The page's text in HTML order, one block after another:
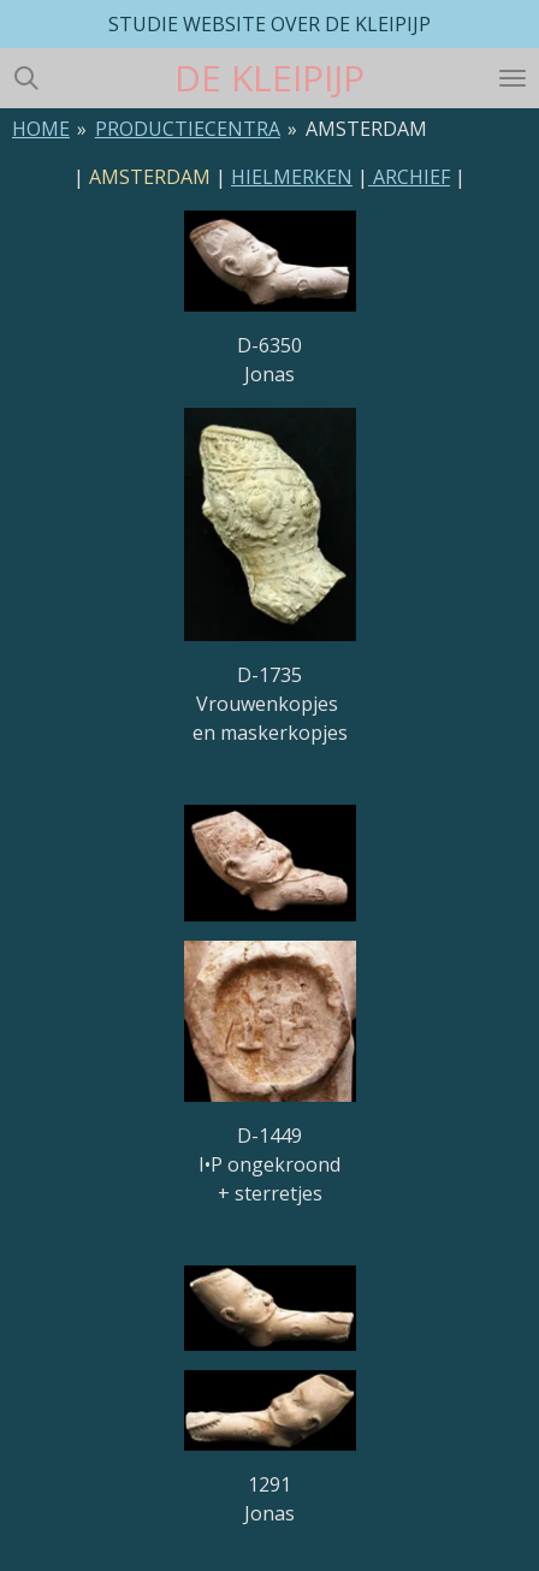
direct
naar
de
hoofdinhoud
DE KLEIPIJP
STUDIE WEBSITE OVER DE KLEIPIJP
HOME » PRODUCTIECENTRA » AMSTERDAM
| AMSTERDAM | HIELMERKEN | ARCHIEF |
D-6350
Jonas
D-1735
Vrouwenkopjes
en maskerkopjes
D-1449
I•P ongekroond
+ sterretjes
1291
Jonas